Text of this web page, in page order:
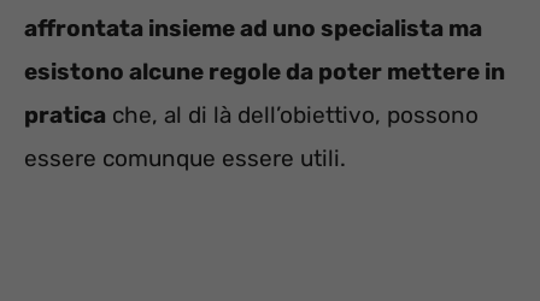
affrontata insieme ad uno specialista ma
esistono alcune regole da poter mettere in
pratica che, al di là dell’obiettivo, possono
essere comunque essere utili.